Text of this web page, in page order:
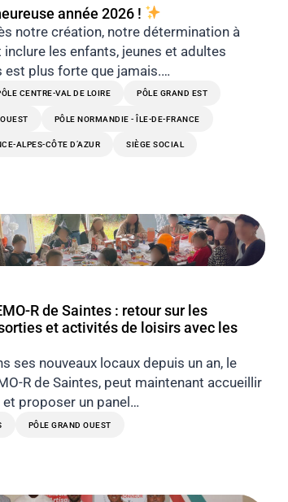
année 2026 !
notre création, notre détermination à
les enfants, jeunes et adultes
est plus forte que jamais.…
CENTRE-VAL DE LOIRE PÔLE GRAND EST
PÔLE NORMANDIE - ÎLE-DE-FRANCE
ALPES-CÔTE D’AZUR SIÈGE SOCIAL
R de Saintes : retour sur les
et activités de loisirs avec les
ses nouveaux locaux depuis un an, le
R de Saintes, peut maintenant accueillir
et proposer un panel…
PÔLE GRAND OUEST